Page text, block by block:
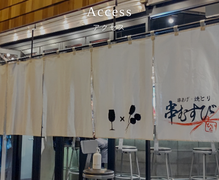
Access
アクセス